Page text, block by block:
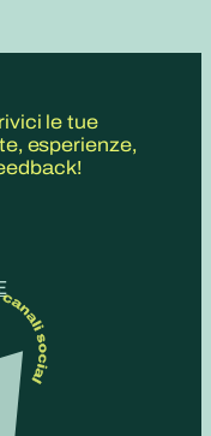
le tue
esperienze,